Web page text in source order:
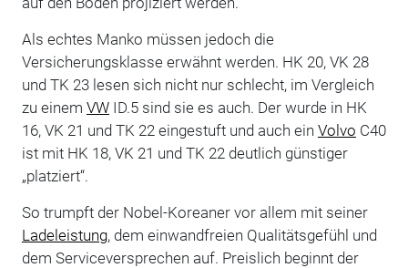
Als echtes Manko müssen jedoch die
Versicherungsklasse erwähnt werden. HK 20, VK 28
und TK 23 lesen sich nicht nur schlecht, im Vergleich
zu einem VWID.5 sind sie es auch. Der wurde in HK
16, VK 21 und TK 22 eingestuft und auch ein Volvo C40
ist mit HK 18, VK 21 und TK 22 deutlich günstiger
„platziert“.
So trumpft der Nobel-Koreaner vor allem mit seiner
Ladeleistung, dem einwandfreien Qualitätsgefühl und
dem Serviceversprechen auf. Preislich beginnt der